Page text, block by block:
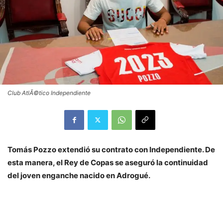
Club AtlÃ©tico Independiente
Tomás Pozzo extendió su contrato con Independiente. De
esta manera, el Rey de Copas se aseguró la continuidad
del joven enganche nacido en Adrogué.